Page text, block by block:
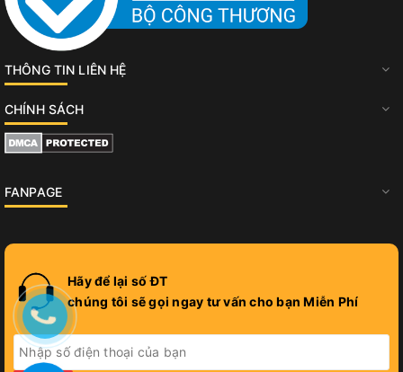
THÔNG TIN LIÊN HỆ
CHÍNH SÁCH
FANPAGE
Hãy để lại số ĐT
chúng tôi sẽ gọi ngay tư vấn cho bạn Miễn Phí